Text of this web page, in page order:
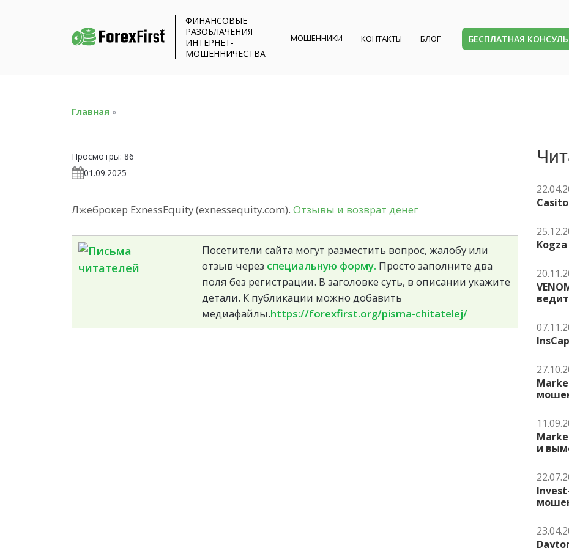
ФИНАНСОВЫЕ
РАЗОБЛАЧЕНИЯ
ИНТЕРНЕТ-
МОШЕННИЧЕСТВА
МОШЕННИКИ КОНТАКТЫ БЛОГ БЕСПЛАТНАЯ
Главная »
Просмотры: 86
01.09.2025
Лжеброкер ExnessEquity (exnessequity.com). Отзывы и возврат денег
Посетители сайта могут разместить вопрос, жалобу или
отзыв через специальную форму. Просто заполните два
поля без регистрации. В заголовке суть, в описании укажите
детали. К публикации можно добавить
медиафайлы.https://forexfirst.org/pisma-chitatelej/
и